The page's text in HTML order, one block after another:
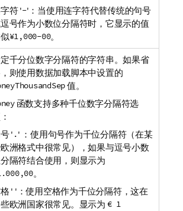
符 '-'：当使用连字符代替传统的句号
号作为小数位分隔符时，它显示的值
¥1,000-00。
千分位数字分隔符的字符串。如果省
则使用数据加载脚本中设置的
值。
函数支持多种千位数字分隔符选
' .' ：使用句号作为千位分隔符（在某
洲格式中很常见），如果与逗号小数
隔符结合使用，则显示为
。
​' '：使用空格作为千位分隔符，这在
欧洲国家很常见。显示为 € 1